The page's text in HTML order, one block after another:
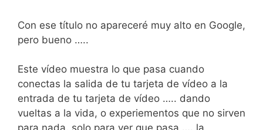
Con ese título no apareceré muy alto en Google,
pero bueno …..
Este vídeo muestra lo que pasa cuando
conectas la salida de tu tarjeta de vídeo a la
entrada de tu tarjeta de vídeo ….. dando
vueltas a la vida, o experiementos que no sirven